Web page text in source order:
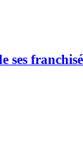
ses